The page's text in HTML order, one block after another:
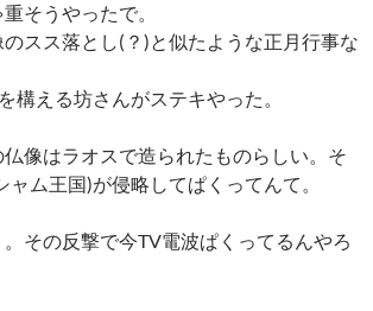
そうやったで。
スス落とし(？)と似たような正月行事な
構える坊さんがステキやった。
像はラオスで造られたものらしい。そ
ャム王国)が侵略してぱくってんて。
その反撃で今TV電波ぱくってるんやろ